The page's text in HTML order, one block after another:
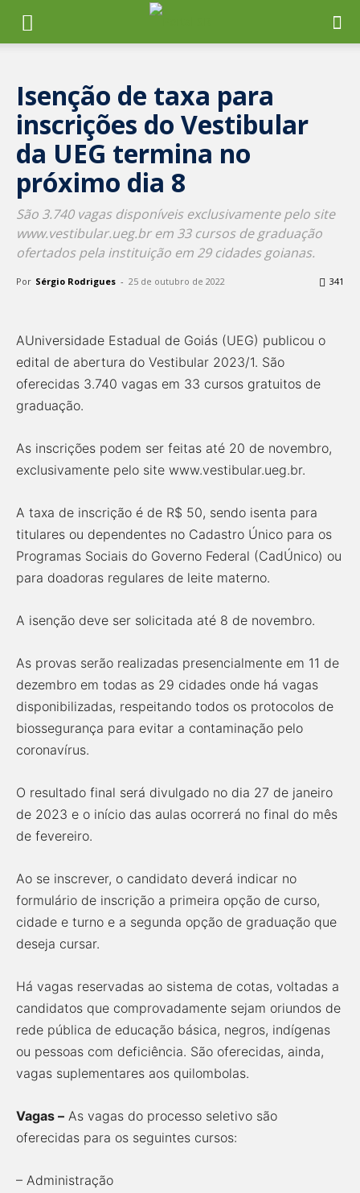
Isenção de taxa para
inscrições do Vestibular
da UEG termina no
próximo dia 8
São 3.740 vagas disponíveis exclusivamente pelo site
www.vestibular.ueg.br em 33 cursos de graduação
ofertados pela instituição em 29 cidades goianas.
Por Sérgio Rodrigues - 25 de outubro de 2022 341
AUniversidade Estadual de Goiás (UEG) publicou o
edital de abertura do Vestibular 2023/1. São
oferecidas 3.740 vagas em 33 cursos gratuitos de
graduação.
As inscrições podem ser feitas até 20 de novembro,
exclusivamente pelo site www.vestibular.ueg.br.
A taxa de inscrição é de R$ 50, sendo isenta para
titulares ou dependentes no Cadastro Único para os
Programas Sociais do Governo Federal (CadÚnico) ou
para doadoras regulares de leite materno.
A isenção deve ser solicitada até 8 de novembro.
As provas serão realizadas presencialmente em 11 de
dezembro em todas as 29 cidades onde há vagas
disponibilizadas, respeitando todos os protocolos de
biossegurança para evitar a contaminação pelo
coronavírus.
O resultado final será divulgado no dia 27 de janeiro
de 2023 e o início das aulas ocorrerá no final do mês
de fevereiro.
Ao se inscrever, o candidato deverá indicar no
formulário de inscrição a primeira opção de curso,
cidade e turno e a segunda opção de graduação que
deseja cursar.
Há vagas reservadas ao sistema de cotas, voltadas a
candidatos que comprovadamente sejam oriundos de
rede pública de educação básica, negros, indígenas
ou pessoas com deficiência. São oferecidas, ainda,
vagas suplementares aos quilombolas.
Vagas – As vagas do processo seletivo são
oferecidas para os seguintes cursos:
– Administração